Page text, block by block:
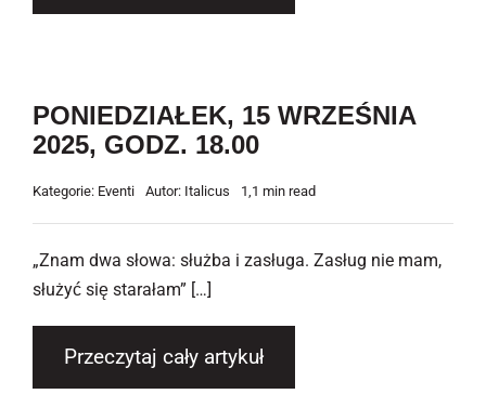
PONIEDZIAŁEK, 15 WRZEŚNIA
2025, GODZ. 18.00
Kategorie: Eventi Autor: Italicus 1,1 min read
„Znam dwa słowa: służba i zasługa. Zasług nie mam,
służyć się starałam” […]
Przeczytaj cały artykuł